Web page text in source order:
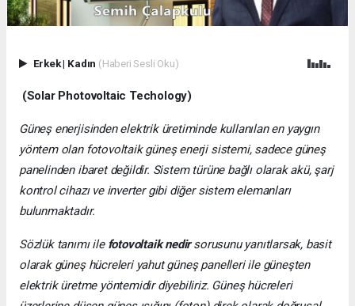
Erkek| Kadın (Haberi Sesli Oku)
(Solar Photovoltaic Techology)
Güneş enerjisinden elektrik üretiminde kullanılan en yaygın
yöntem olan fotovoltaik güneş enerji sistemi, sadece güneş
panelinden ibaret değildir. Sistem türüne bağlı olarak akü, şarj
kontrol cihazı ve inverter gibi diğer sistem elemanları
bulunmaktadır.
Sözlük tanımı ile fotovoltaik nedirsorusunu yanıtlarsak, basit
olarak güneş hücreleri yahut güneş panelleri ile güneşten
elektrik üretme yöntemidir diyebiliriz. Güneş hücreleri